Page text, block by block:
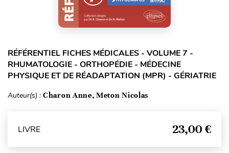
RÉFÉRENTIEL FICHES MÉDICALES - VOLUME 7 -
RHUMATOLOGIE - ORTHOPÉDIE - MÉDECINE
PHYSIQUE ET DE RÉADAPTATION (MPR) - GÉRIATRIE
Auteur(s) : Charon Anne, Meton Nicolas
LIVRE 23,00 €